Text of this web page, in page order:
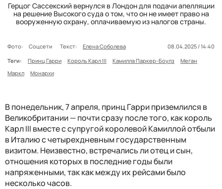
Герцог Сассекский вернулся в Лондон для подачи апелляции
на решение Высокого суда о том, что он не имеет право на
вооруженную охрану, оплачиваемую из налогов страны.
Фото: Соцсети Текст: Елена Соболева
08.04.2025 / 14:40
Теги:
Принц Гарри Король Карл III Камилла Паркер-Боулз
Меган
Маркл
Монархи
В понедельник, 7 апреля, принц Гарри приземлился в
Великобритании — почти сразу после того, как король
Карл III вместе с супругой королевой Камиллой отбыли
в Италию с четырехдневным государственным
визитом. Неизвестно, встречались ли отец и сын,
отношения которых в последние годы были
напряженными, так как между их рейсами было
несколько часов.